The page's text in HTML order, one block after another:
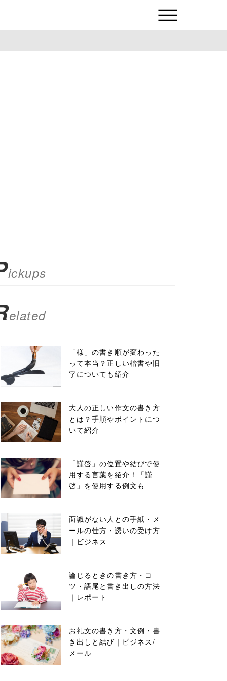
ickups
elated
「様」の書き順が変わった
って本当？正しい楷書や旧
字についても紹介
大人の正しい作文の書き方
とは？手順やポイントにつ
いて紹介
「謹啓」の位置や結びで使
用する言葉を紹介！「謹
啓」を使用する例文も
面識がない人との手紙・メ
ールの仕方・誘いの受け方
｜ビジネス
論じるときの書き方・コ
ツ・語尾と書き出しの方法
｜レポート
お礼文の書き方・文例・書
き出しと結び｜ビジネス/
メール